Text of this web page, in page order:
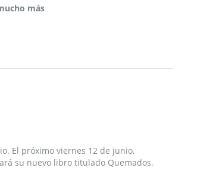
más
El próximo viernes 12 de junio,
su nuevo libro titulado Quemados.